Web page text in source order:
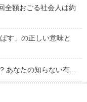
全額おごる社会人は約
す」の正しい意味と
あなたの知らない有...